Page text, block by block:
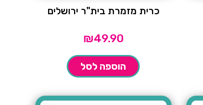
כרית מזמרת בית"ר ירושלים
₪49.90
הוספה לסל